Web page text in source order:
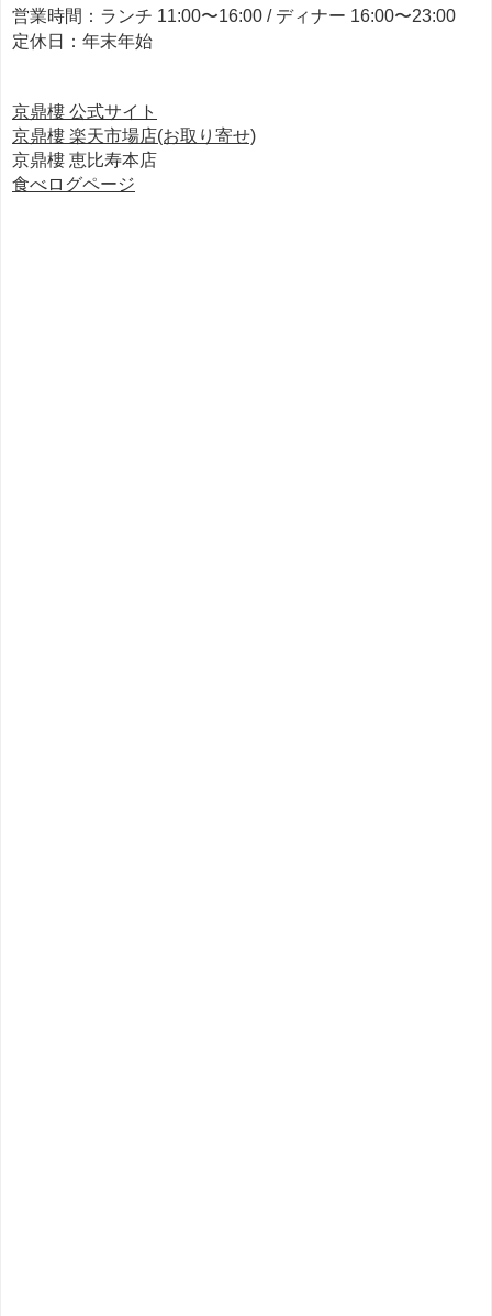
営業時間：ランチ 11:00〜16:00 / ディナー 16:00〜23:00
定休日：年末年始
京鼎樓 公式サイト
京鼎樓 楽天市場店(お取り寄せ)
京鼎樓 恵比寿本店
食べログページ